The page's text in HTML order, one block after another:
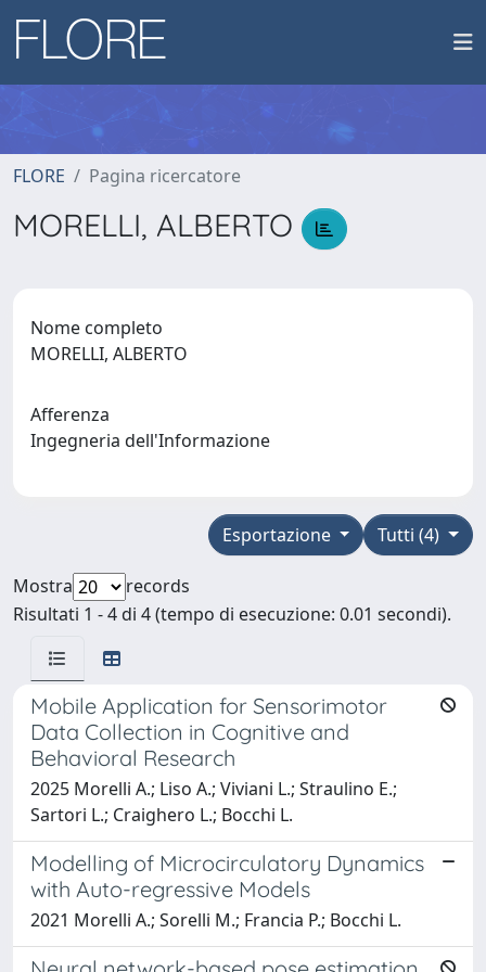
FLORE Pagina ricercatore
MORELLI, ALBERTO
Nome completo
MORELLI, ALBERTO
Afferenza
Ingegneria dell'Informazione
Tutti (4)
Esportazione
Mostra
records
Risultati 1 - 4 di 4 (tempo di esecuzione: 0.01 secondi).
Mobile Application for Sensorimotor
Data Collection in Cognitive and
Behavioral Research
2025 Morelli A.; Liso A.; Viviani L.; Straulino E.;
Sartori L.; Craighero L.; Bocchi L.
Modelling of Microcirculatory Dynamics
with Auto-regressive Models
2021 Morelli A.; Sorelli M.; Francia P.; Bocchi L.